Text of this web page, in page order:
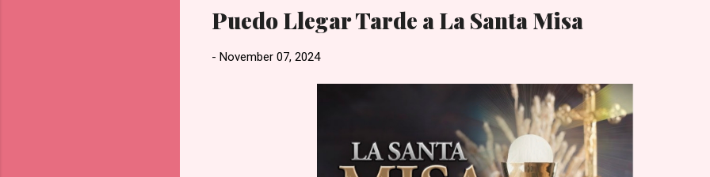
Puedo Llegar Tarde a La Santa Misa
- November 07, 2024